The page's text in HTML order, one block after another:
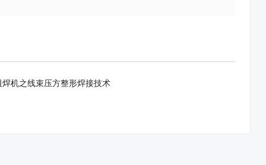
焊机之线束压方整形焊接技术